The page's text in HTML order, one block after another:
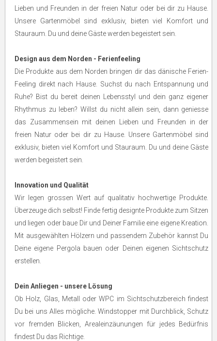
Lieben und Freunden in der freien Natur oder bei dir zu Hause.
Unsere Gartenmöbel sind exklusiv, bieten viel Komfort und
Stauraum. Du und deine Gäste werden begeistert sein.
Design aus dem Norden - Ferienfeeling
Die Produkte aus dem Norden bringen dir das dänische Ferien-
Feeling direkt nach Hause. Suchst du nach Entspannung und
Ruhe? Bist du bereit deinen Lebensstyl und dein ganz eigener
Rhythmus zu leben? Willst du nicht allein sein, dann geniesse
das Zusammensein mit deinen Lieben und Freunden in der
freien Natur oder bei dir zu Hause. Unsere Gartenmöbel sind
exklusiv, bieten viel Komfort und Stauraum. Du und deine Gäste
werden begeistert sein.
Innovation und Qualität
Wir legen grossen Wert auf qualitativ hochwertige Produkte.
Überzeuge dich selbst! Finde fertig designte Produkte zum Sitzen
und liegen oder baue Dir und Deiner Familie eine eigene Kreation.
Mit ausgewählten Hölzern und passendem Zubehör kannst Du
Deine eigene Pergola bauen oder Deinen eigenen Sichtschutz
erstellen.
Dein Anliegen - unsere Lösung
Ob Holz, Glas, Metall oder WPC im Sichtschutzbereich findest
Du bei uns Alles mögliche. Windstopper mit Durchblick, Schutz
vor fremden Blicken, Arealeinzäunungen für jedes Bedürfnis
findest Du das Richtige.